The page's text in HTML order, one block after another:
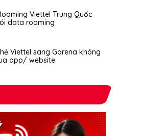
Viettel Trung Quốc
data roaming
Viettel sang Garena không
app/ website